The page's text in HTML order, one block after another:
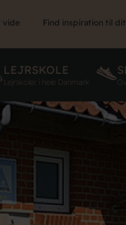
vide Find inspiration til
LEJRSKOLE
Lejrskoler i hele Danmark